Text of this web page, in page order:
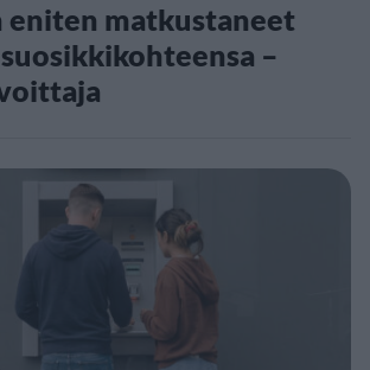
eniten matkustaneet
–